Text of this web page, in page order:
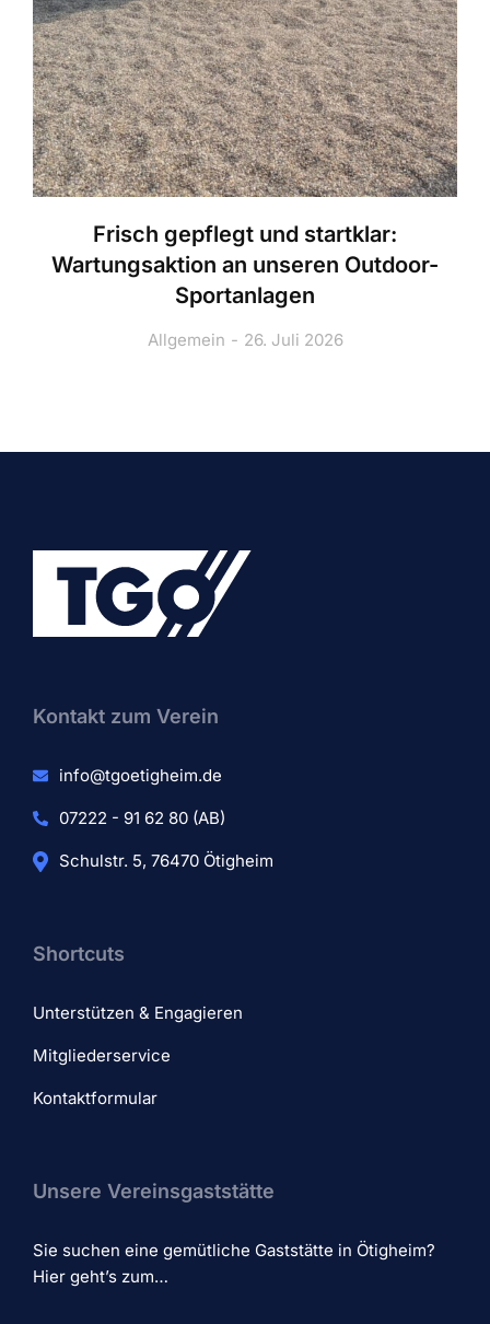
Frisch gepflegt und startklar:
Wartungsaktion an unseren Outdoor-
Sportanlagen
Allgemein 26. Juli 2026
Kontakt zum Verein​
info@tgoetigheim.de
07222 - 91 62 80 (AB)
Schulstr. 5, 76470 Ötigheim
Shortcuts
Unterstützen & Engagieren
Mitgliederservice
Kontaktformular
Unsere Vereinsgaststätte
Sie suchen eine gemütliche Gaststätte in Ötigheim?
Hier geht’s zum…